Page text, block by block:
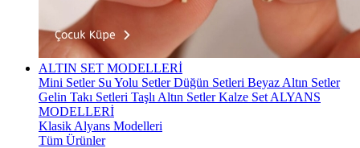
ALTIN SET MODELLERİ
Mini Setler Su Yolu SetlerDüğün Setleri Beyaz Altın Setler
Gelin Takı Setleri Taşlı Altın SetlerKalze Set ALYANS
MODELLERİ
Klasik Alyans Modelleri
Tüm Ürünler